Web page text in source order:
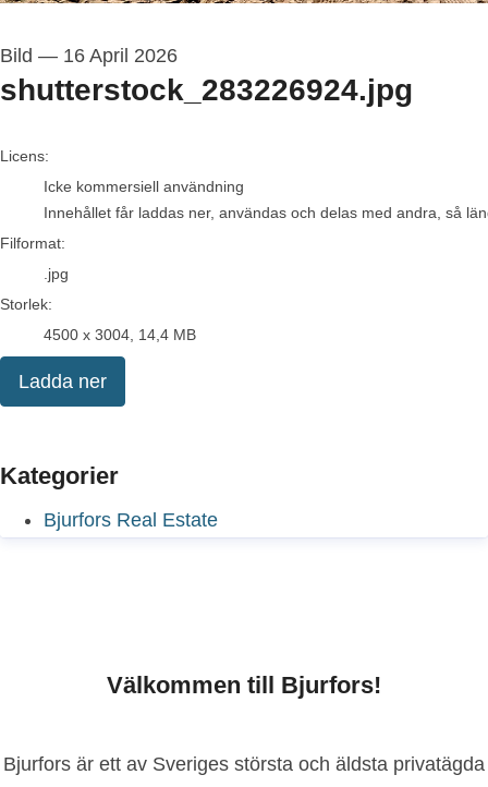
Bild — 16 April 2026
shutterstock_283226924.jpg
go to media item
Licens:
Icke kommersiell användning
Innehållet får laddas ner, användas och delas med andra, så
Filformat:
.jpg
Storlek:
4500 x 3004, 14,4 MB
Ladda ner
Kategorier
Bjurfors Real Estate
Välkommen till Bjurfors!
Bjurfors är ett av Sveriges största och äldsta privatägda